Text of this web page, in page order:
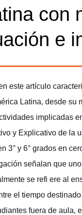
con
e
este artículo
Latina, desde su
implicadas
y Explicativo de la
3° y 6° grados en
señalan que
se refi ere al
el tiempo
fuera de aula,